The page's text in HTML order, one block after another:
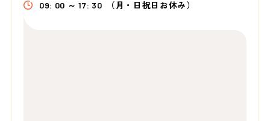
09: 00 ～ 17: 30 （月・日祝日お休み）